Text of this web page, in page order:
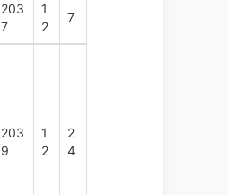
203
7
1
2
7
203
9
1
2
2
4